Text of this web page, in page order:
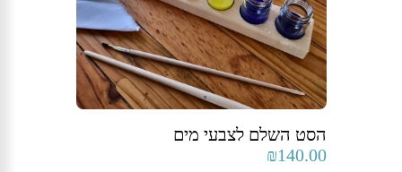
הסט השלם לצבעי מים
₪140.00